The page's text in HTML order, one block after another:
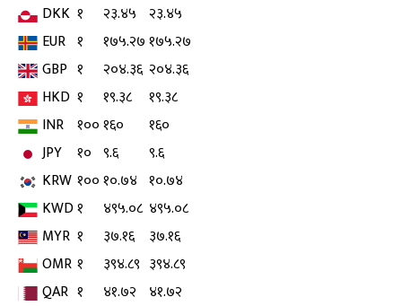
DKK १ २३.४५ २३.४५
EUR १ १७५.२७१७५.२७
GBP १ २०४.३६ २०४.३६
HKD १ १९.३८
१९.३८
INR १००१६०
१६०
JPY
१० ९.६
९.६
KRW १००१०.७४ १०.७४
KWD१ ४९५.०८ ४९५.०८
MYR १ ३७.१६
३७.१६
OMR १ ३९४.८९ ३९४.८९
QAR १ ४१.७२ ४१.७२